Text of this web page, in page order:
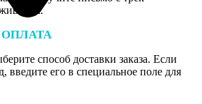
ОПЛАТА
способ доставки заказа. Если
введите его в специальное поле для